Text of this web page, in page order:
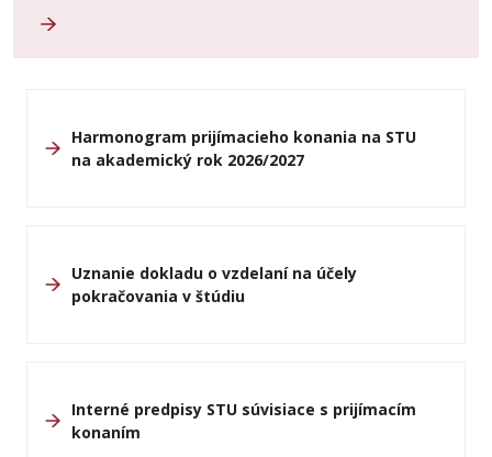
Harmonogram prijímacieho konania na STU
na akademický rok 2026/2027
Uznanie dokladu o vzdelaní na účely
pokračovania v štúdiu
Interné predpisy STU súvisiace s prijímacím
konaním